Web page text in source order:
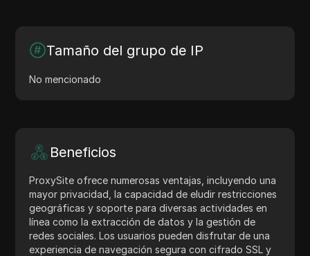
Tamaño del grupo de IP
No mencionado
Beneficios
ProxySite ofrece numerosas ventajas, incluyendo una
mayor privacidad, la capacidad de eludir restricciones
geográficas y soporte para diversas actividades en
línea como la extracción de datos y la gestión de
redes sociales. Los usuarios pueden disfrutar de una
experiencia de navegación segura con cifrado SSL y